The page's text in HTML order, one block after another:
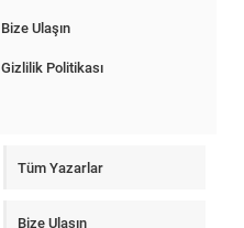
Bize Ulaşın
Gizlilik Politikası
Tüm Yazarlar
Bize Ulaşın